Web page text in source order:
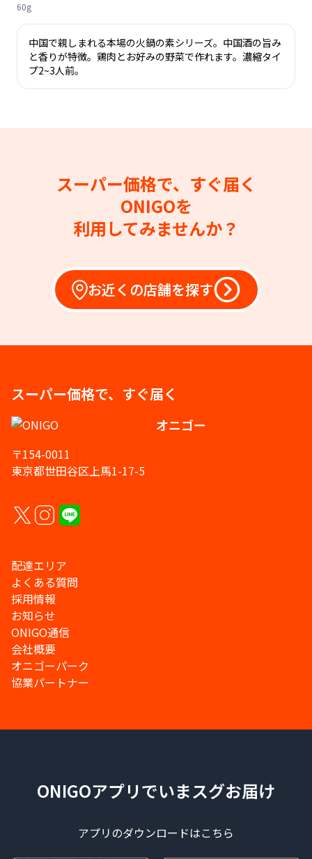
60g
中国で親しまれる本場の火鍋の素シリーズ。中国酒の旨み
と香りが特徴。鶏肉とお好みの野菜で作れます。濃縮タイ
プ2~3人前。
スーパー価格で、すぐ届く
ONIGOを
利用してみませんか？
お近くの店舗を探す
スーパー価格で、すぐ届く
オニゴー
〒154-0011
東京都世田谷区上馬1-17-5
配達エリア
よくある質問
採用情報
お知らせ
ONIGO通信
会社概要
オニゴーパーク
協業パートナー
ONIGOアプリでいまスグお届け
アプリのダウンロードはこちら